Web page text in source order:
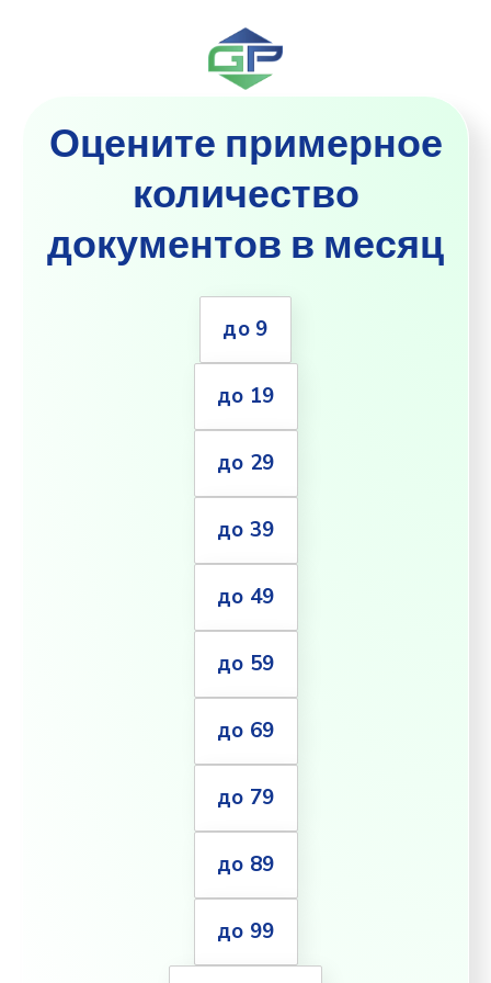
Оцените примерное
количество
документов в месяц
до 9
до 19
до 29
до 39
до 49
до 59
до 69
до 79
до 89
до 99